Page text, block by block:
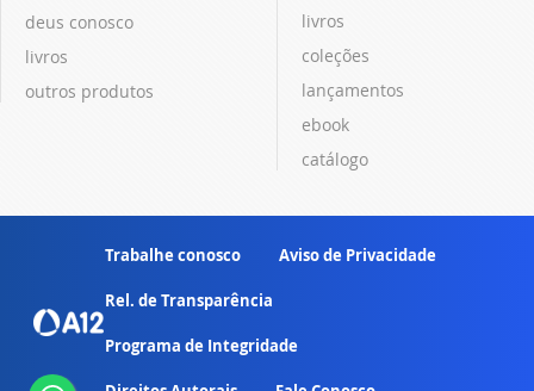
deus conosco
livros
outros produtos
livros
coleções
lançamentos
ebook
catálogo
Trabalhe conosco Aviso de Privacidade
Rel. de Transparência
Programa de Integridade